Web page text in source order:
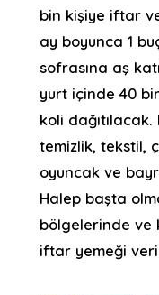
bin kişiye iftar
ay boyunca 1
sofrasına aş
yurt içinde 40
koli
temizlik, tekstil,
oyuncak ve
Halep başta
bölgelerinde ve
iftar yemeği